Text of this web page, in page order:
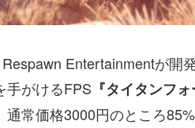
Entertainmentが開
手がけるFPS 『タイタンフ
通常価格3000円のところ